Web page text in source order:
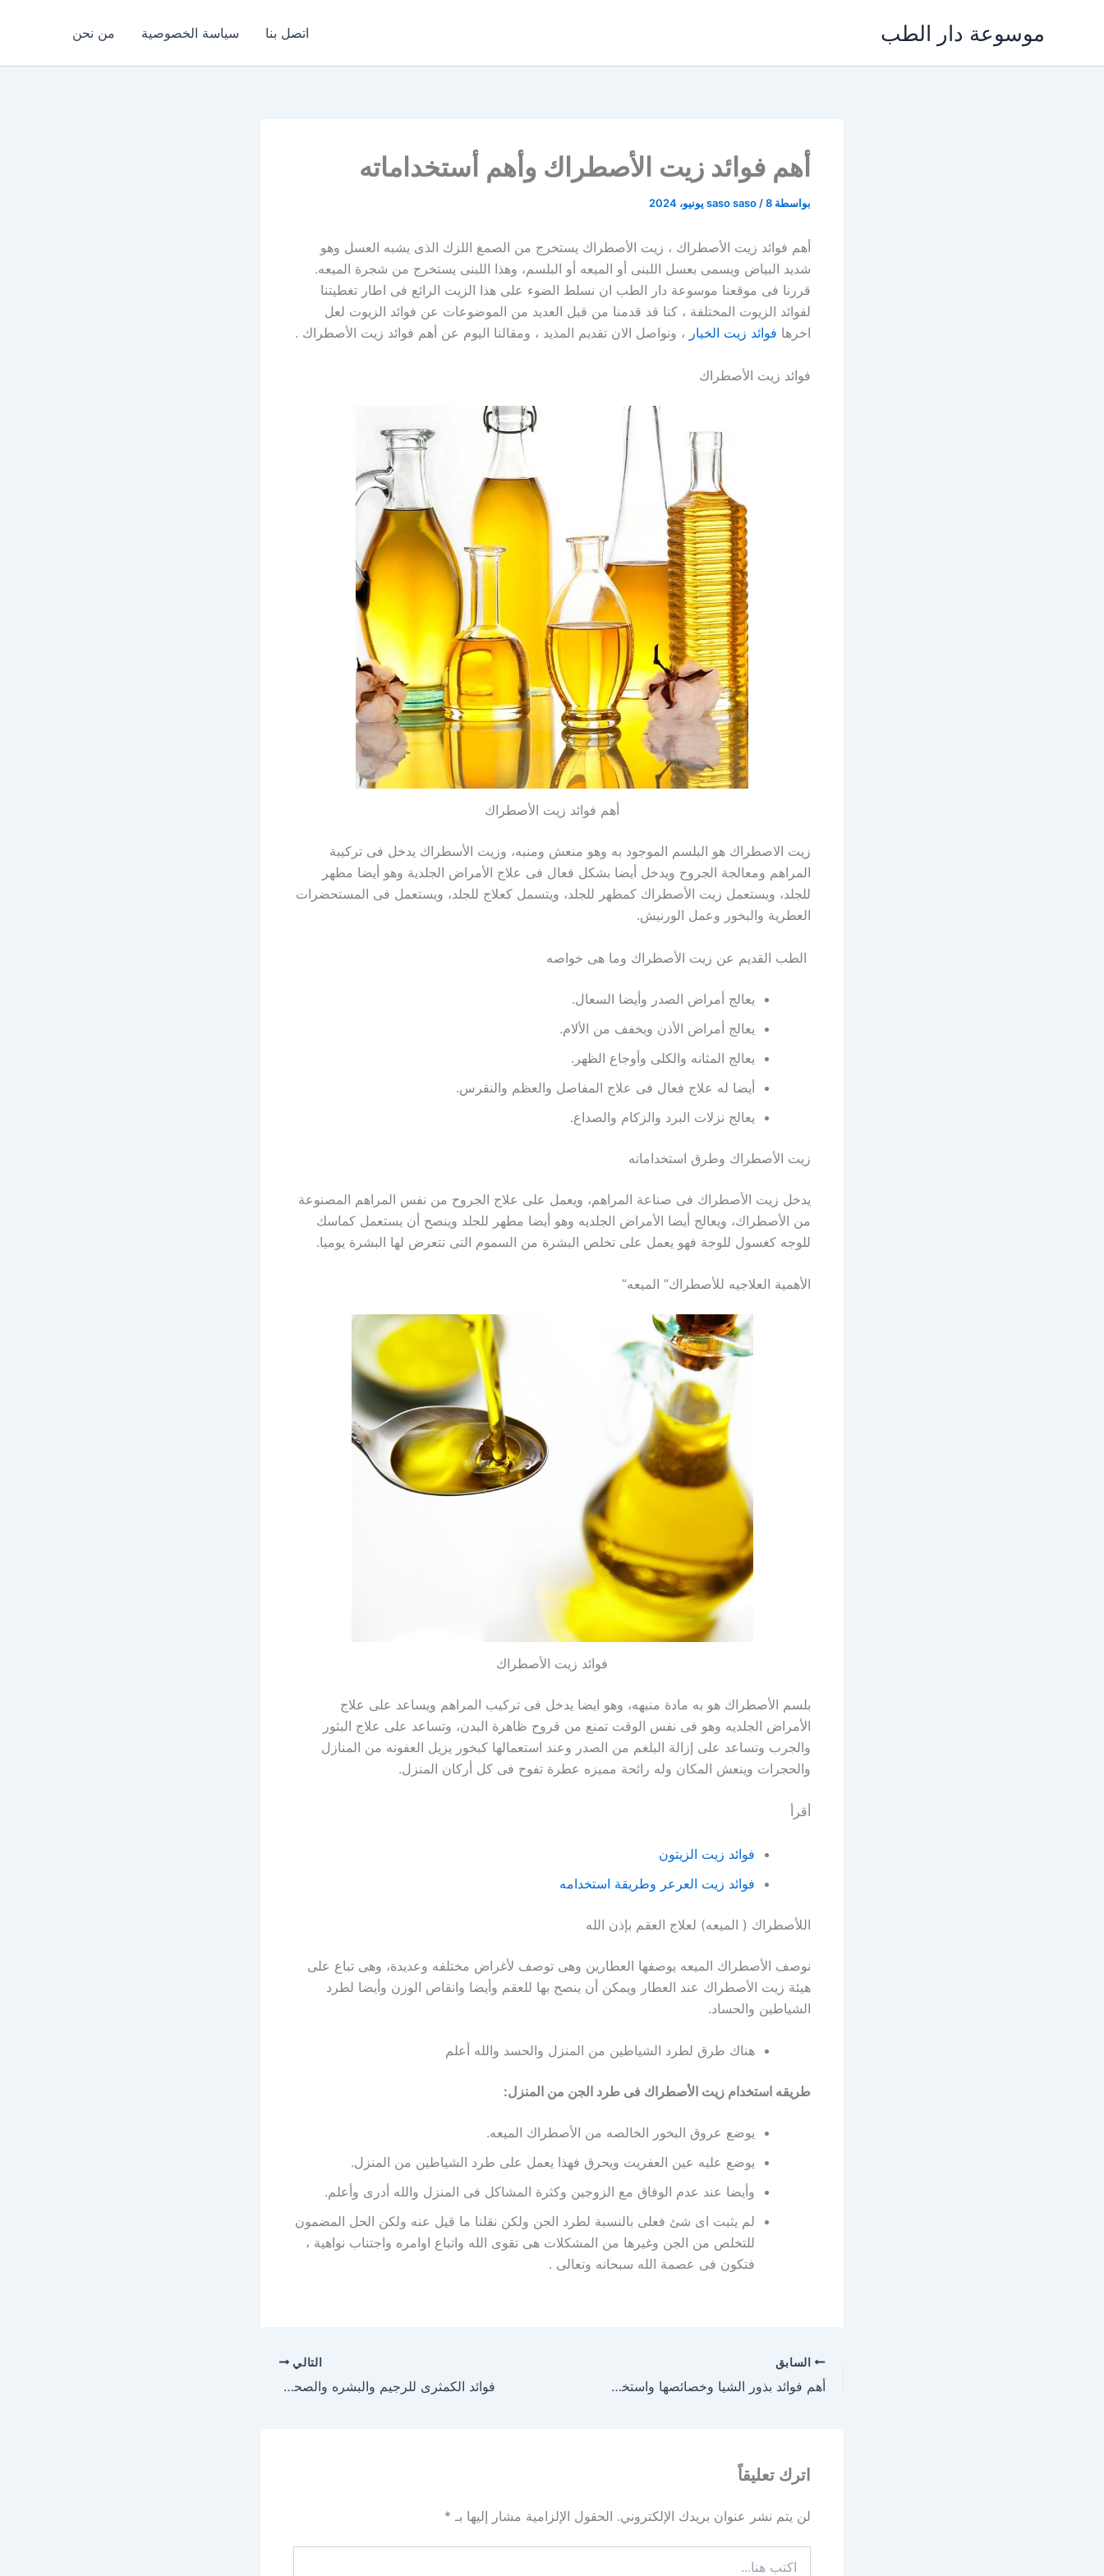
موسوعة دار الطب اتصل بنا سياسة الخصوصية من نحن
أهم فوائد زيت الأصطراك وأهم أستخداماته
بواسطة saso saso /8 يونيو، 2024
أهم فوائد زيت الأصطراك ، زيت الأصطراك يستخرج من الصمغ اللزك الذى يشبه العسل وهو
شديد البياض ويسمى بعسل اللبنى أو الميعه أو البلسم، وهذا اللبنى يستخرج من شجرة الميعه.
قررنا فى موقعنا موسوعة دار الطب ان نسلط الضوء على هذا الزيت الرائع فى اطار تغطيتنا
لفوائد الزيوت المختلفة ، كنا قد قدمنا من قبل العديد من الموضوعات عن فوائد الزيوت لعل
اخرها فوائد زيت الخيار ، ونواصل الان تقديم المذيد ، ومقالنا اليوم عن أهم فوائد زيت الأصطراك .
فوائد زيت الأصطراك
أهم فوائد زيت الأصطراك
زيت الاصطراك هو البلسم الموجود به وهو منعش ومنبه، وزيت الأسطراك يدخل فى تركيبة
المراهم ومعالجة الجروح ويدخل أيضا بشكل فعال فى علاج الأمراض الجلدية وهو أيضا مطهر
للجلد، ويستعمل زيت الأصطراك كمطهر للجلد، ويتسمل كعلاج للجلد، ويستعمل فى المستحضرات
العطرية والبخور وعمل الورنيش.
الطب القديم عن زيت الأصطراك وما هى خواصه
يعالج أمراض الصدر وأيضا السعال.
يعالج أمراض الأذن ويخفف من الألام.
يعالج المثانه والكلى وأوجاع الظهر.
أيضا له علاج فعال فى علاج المفاصل والعظم والنقرس.
يعالج نزلات البرد والزكام والصداع.
زيت الأصطراك وطرق استخداماته
يدخل زيت الأصطراك فى صناعة المراهم، ويعمل على علاج الجروح من نفس المراهم المصنوعة
من الأصطراك، ويعالج أيضا الأمراض الجلديه وهو أيضا مطهر للجلد وينصح أن يستعمل كماسك
للوجه كغسول للوجة فهو يعمل على تخلص البشرة من السموم التى تتعرض لها البشرة يوميا.
الأهمية العلاجيه للأصطراك” الميعه”
فوائد زيت الأصطراك
بلسم الأصطراك هو به مادة منبهه، وهو ايضا يدخل فى تركيب المراهم ويساعد على علاج
الأمراض الجلديه وهو فى نفس الوقت تمنع من قروح ظاهرة البدن، وتساعد على علاج البثور
والجرب وتساعد على إزالة البلغم من الصدر وعند استعمالها كبخور يزيل العفونه من المنازل
والحجرات وينعش المكان وله رائحة مميزه عطرة تفوح فى كل أركان المنزل.
أقرأ
فوائد زيت الزيتون
فوائد زيت العرعر وطريقة استخدامه
اللأصطراك ( الميعه) لعلاج العقم بإذن الله
نوصف الأصطراك الميعه يوصفها العطارين وهى توصف لأغراض مختلفه وعديدة، وهى تباع على
هيئة زيت الأصطراك عند العطار ويمكن أن ينصح بها للعقم وأيضا وانقاص الوزن وأيضا لطرد
الشياطين والحساد.
هناك طرق لطرد الشياطين من المنزل والحسد والله أعلم
طريقه استخدام زيت الأصطراك فى طرد الجن من المنزل:
يوضع عروق البخور الخالصه من الأصطراك الميعه.
يوضع عليه عين العفريت ويحرق فهذا يعمل على طرد الشياطين من المنزل.
وأيضا عند عدم الوفاق مع الزوجين وكثرة المشاكل فى المنزل والله أدرى وأعلم.
لم يثبت اى شئ فعلى بالنسبة لطرد الجن ولكن نقلنا ما قيل عنه ولكن الحل المضمون
للتخلص من الجن وغيرها من المشكلات هى تقوى الله واتباع اوامره واجتناب نواهية ،
فتكون فى عصمة الله سبحانه وتعالى .
السابق
أهم فوائد بذور الشيا وخصائصها واستخدامتها
التالي
فوائد الكمثرى للرجيم والبشره والصحة العامة
اترك تعليقاً
لن يتم نشر عنوان بريدك الإلكتروني. الحقول الإلزامية مشار إليها بـ *
هنا...